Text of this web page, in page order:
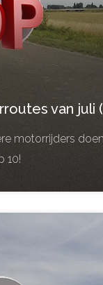
van juli
motorrijders
10!